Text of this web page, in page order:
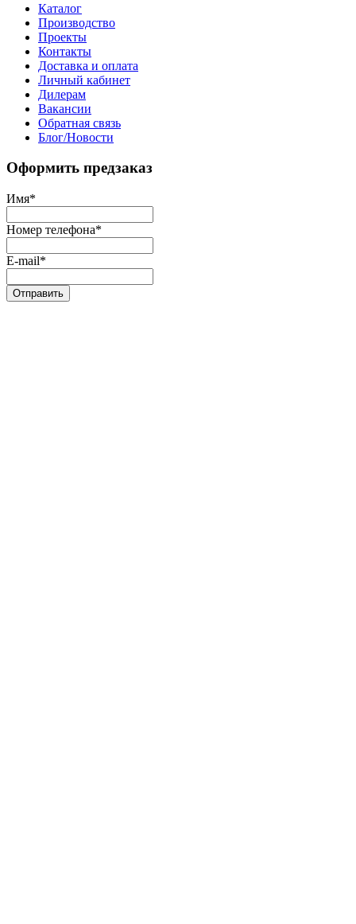
Каталог
Производство
Проекты
Контакты
Доставка и оплата
Личный кабинет
Дилерам
Вакансии
Обратная связь
Блог/Новости
Оформить предзаказ
Имя*
Номер телефона*
E-mail*
Отправить